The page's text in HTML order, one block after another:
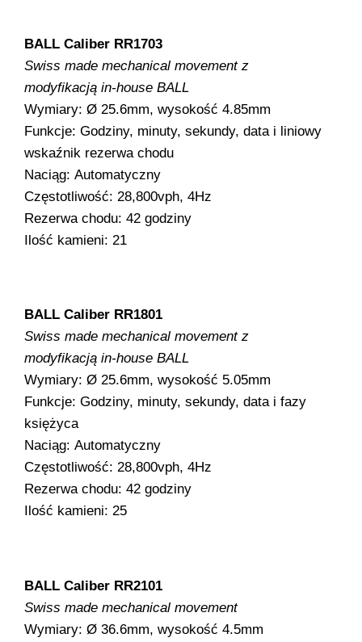
BALL Caliber RR1703
Swiss made mechanical movement z
modyfikacją in-house BALL
Wymiary: Ø 25.6mm, wysokość 4.85mm
Funkcje: Godziny, minuty, sekundy, data i liniowy
wskaźnik rezerwa chodu
Naciąg: Automatyczny
Częstotliwość: 28,800vph, 4Hz
Rezerwa chodu: 42 godziny
Ilość kamieni: 21
BALL Caliber RR1801
Swiss made mechanical movement z
modyfikacją in-house BALL
Wymiary: Ø 25.6mm, wysokość 5.05mm
Funkcje: Godziny, minuty, sekundy, data i fazy
księżyca
Naciąg: Automatyczny
Częstotliwość: 28,800vph, 4Hz
Rezerwa chodu: 42 godziny
Ilość kamieni: 25
BALL Caliber RR2101
Swiss made mechanical movement
Wymiary: Ø 36.6mm, wysokość 4.5mm